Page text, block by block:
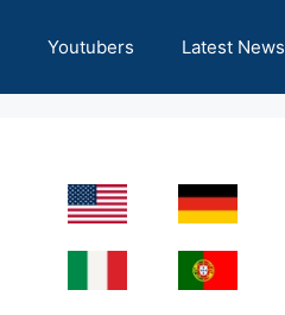
Youtubers Latest News